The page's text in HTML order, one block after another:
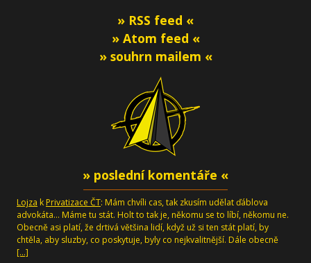
» RSS feed «
» Atom feed «
» souhrn mailem «
» poslední komentáře «
Lojza k Privatizace ČT: Mám chvíli cas, tak zkusím udělat ďáblova
advokáta... Máme tu stát. Holt to tak je, někomu se to líbí, někomu ne.
Obecně asi platí, že drtivá většina lidí, když už si ten stát platí, by
chtěla, aby sluzby, co poskytuje, byly co nejkvalitnější. Dále obecně
[…]